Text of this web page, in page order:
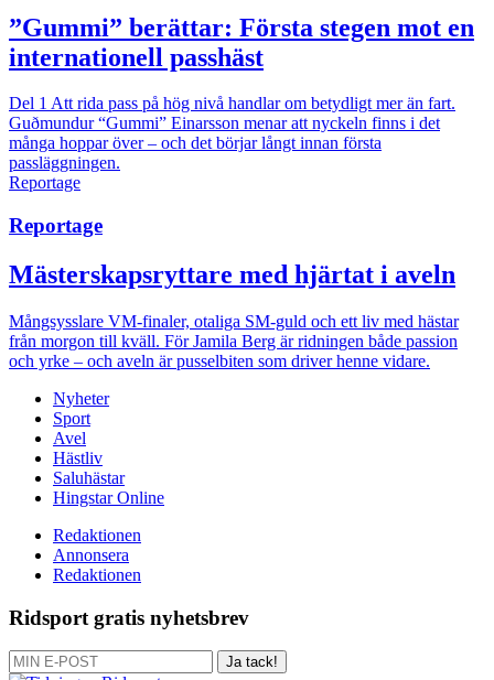
”Gummi” berättar: Första stegen mot en
internationell passhäst
Del 1 Att rida pass på hög nivå handlar om betydligt mer än fart.
Guðmundur “Gummi” Einarsson menar att nyckeln finns i det
många hoppar över – och det börjar långt innan första
passläggningen.
Reportage
Reportage
Mästerskapsryttare med hjärtat i aveln
Mångsysslare VM-finaler, otaliga SM-guld och ett liv med hästar
från morgon till kväll. För Jamila Berg är ridningen både passion
och yrke – och aveln är pusselbiten som driver henne vidare.
Nyheter
Sport
Avel
Hästliv
Saluhästar
Hingstar Online
Redaktionen
Annonsera
Redaktionen
Ridsport gratis nyhetsbrev
Ja tack!